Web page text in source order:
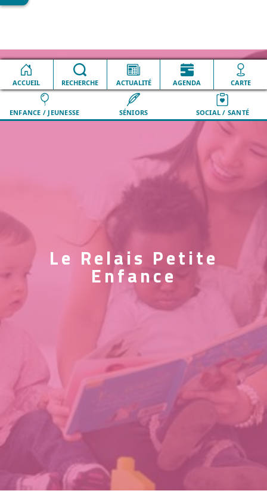
VILLE QUOTIDIEN LOISIRS DÉMARCHES
ENFANCE / JEUNESSE SÉNIORS SOCIAL / SANTÉ
ACCUEIL RECHERCHE ACTUALITÉ AGENDA CARTE
ACCUEIL RECHERCHE ACTUALITÉ AGENDA CARTE
Accueil Petite enfance (<3 ans) Le Relais Petite Enfance
Le Relais Petite
Enfance